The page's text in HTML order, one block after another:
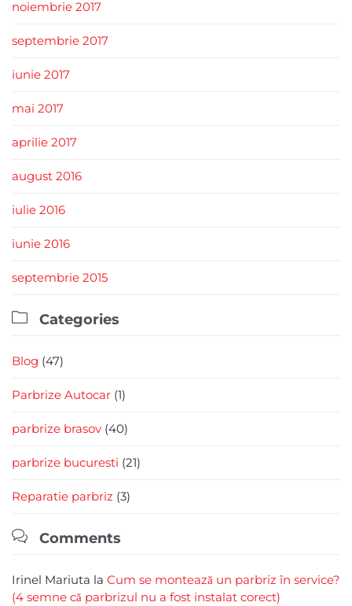
noiembrie 2017
septembrie 2017
iunie 2017
mai 2017
aprilie 2017
august 2016
iulie 2016
iunie 2016
septembrie 2015
 Categories
Blog (47)
Parbrize Autocar (1)
parbrize brasov (40)
parbrize bucuresti (21)
Reparatie parbriz (3)
 Comments
Irinel Mariuta la Cum se montează un parbriz în service?
(4 semne că parbrizul nu a fost instalat corect)